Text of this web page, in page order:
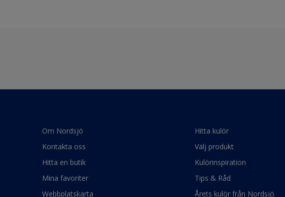
Om Nordsjö
Kontakta oss
Hitta en butik
Mina favoriter
Webbplatskarta
Hitta kulör
Välj produkt
Kulörinspiration
Tips & Råd
Årets kulör från Nordsjö